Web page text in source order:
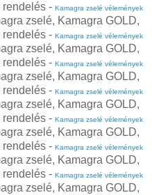
rendelés - Kamagra zselé vélemények
zselé, Kamagra GOLD,
rendelés - Kamagra zselé vélemények
zselé, Kamagra GOLD,
rendelés - Kamagra zselé vélemények
zselé, Kamagra GOLD,
rendelés - Kamagra zselé vélemények
zselé, Kamagra GOLD,
rendelés - Kamagra zselé vélemények
zselé, Kamagra GOLD,
rendelés - Kamagra zselé vélemények
zselé, Kamagra GOLD,
rendelés - Kamagra zselé vélemények
zselé, Kamagra GOLD,